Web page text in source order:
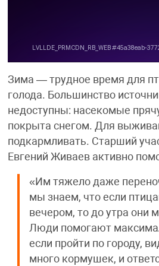
Зима — трудное время для
голода. Большинство
недоступны: насекомые
покрыта снегом. Для
подкармливать. Старший
Евгений Живаев активно
«Им тяжело даже
мы знаем, что если
вечером, то до утра они
Люди помогают
если пройти по городу,
много кормушек, и